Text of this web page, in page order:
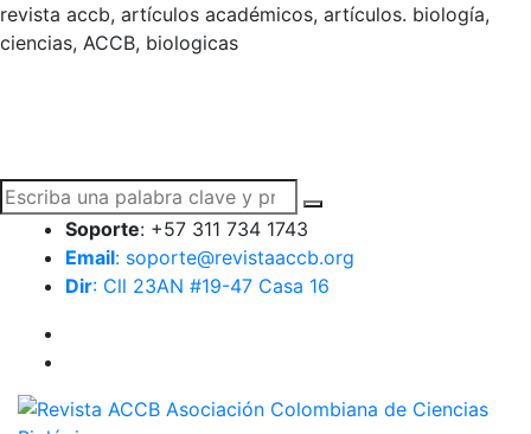
revista accb, artículos académicos, artículos. biología,
ciencias, ACCB, biologicas
Soporte: +57 311 734 1743
Email: soporte@revistaaccb.org
Dir: Cll 23AN #19-47 Casa 16